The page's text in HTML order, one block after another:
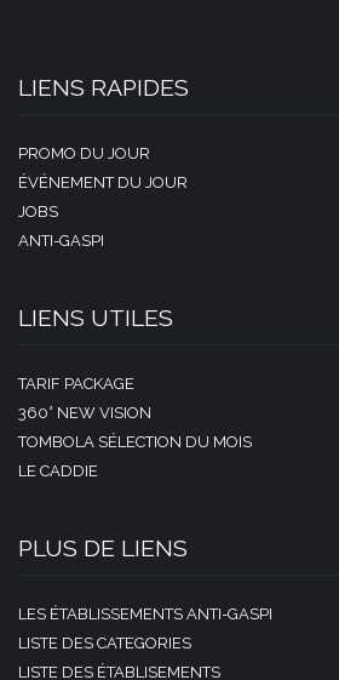
LIENS RAPIDES
PROMO DU JOUR
ÉVÉNEMENT DU JOUR
JOBS
ANTI-GASPI
LIENS UTILES
TARIF PACKAGE
360° NEW VISION
TOMBOLA SÉLECTION DU MOIS
LE CADDIE
PLUS DE LIENS
LES ÉTABLISSEMENTS ANTI-GASPI
LISTE DES CATEGORIES
LISTE DES ÉTABLISEMENTS